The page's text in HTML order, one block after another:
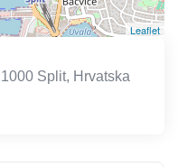
Leaflet
Split, Hrvatska